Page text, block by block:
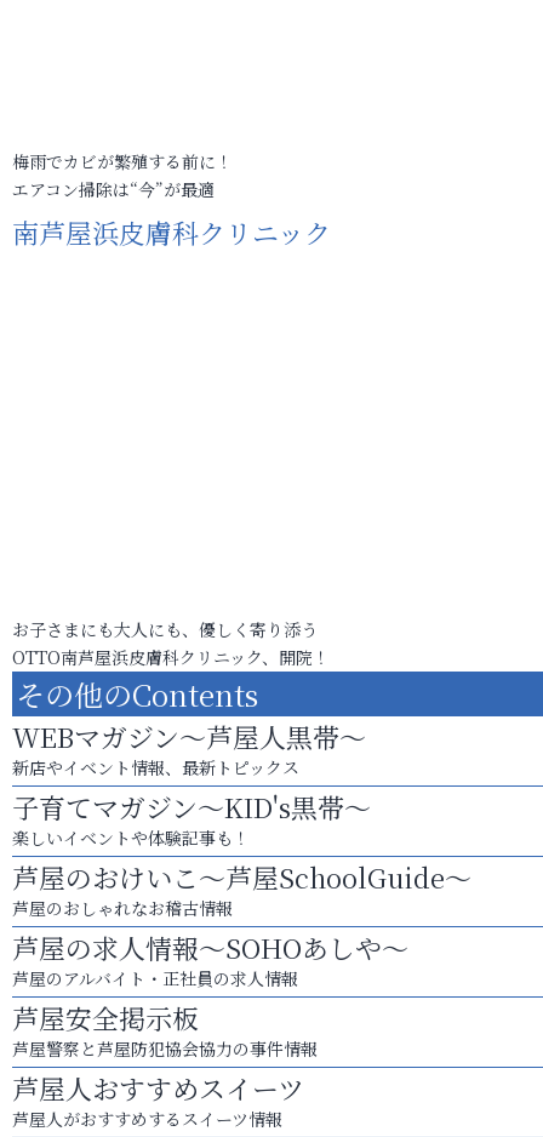
梅雨でカビが繁殖する前に！
エアコン掃除は“今”が最適
南芦屋浜皮膚科クリニック
お子さまにも大人にも、優しく寄り添う
OTTO南芦屋浜皮膚科クリニック、開院！
その他のContents
WEBマガジン～芦屋人黒帯～
新店やイベント情報、最新トピックス
子育てマガジン～KID's黒帯～
楽しいイベントや体験記事も！
芦屋のおけいこ～芦屋SchoolGuide～
芦屋のおしゃれなお稽古情報
芦屋の求人情報～SOHOあしや～
芦屋のアルバイト・正社員の求人情報
芦屋安全掲示板
芦屋警察と芦屋防犯協会協力の事件情報
芦屋人おすすめスイーツ
芦屋人がおすすめするスイーツ情報